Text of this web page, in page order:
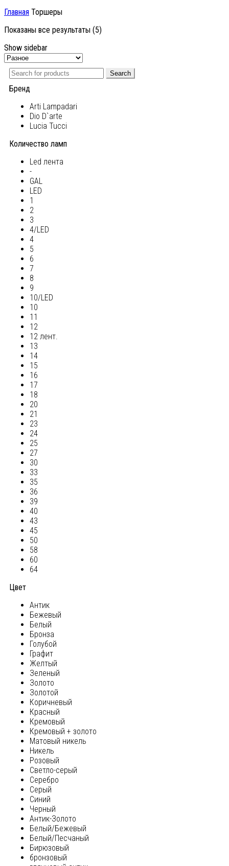
Главная Торшеры
Показаны все результаты (5)
Show sidebar
Search
Бренд
Arti Lampadari
Dio D`arte
Lucia Tucci
Количество ламп
Led лента
-
GAL
LED
1
2
3
4/LED
4
5
6
7
8
9
10/LED
10
11
12
12 лент.
13
14
15
16
17
18
20
21
23
24
25
27
30
33
35
36
39
40
43
45
50
58
60
64
Цвет
Антик
Бежевый
Белый
Бронза
Голубой
Графит
Желтый
Зеленый
Золото
Золотой
Коричневый
Красный
Кремовый
Кремовый + золото
Матовый никель
Никель
Розовый
Светло-серый
Серебро
Серый
Синий
Черный
Антик-Золото
Белый/Бежевый
Белый/Песчаный
Бирюзовый
бронзовый